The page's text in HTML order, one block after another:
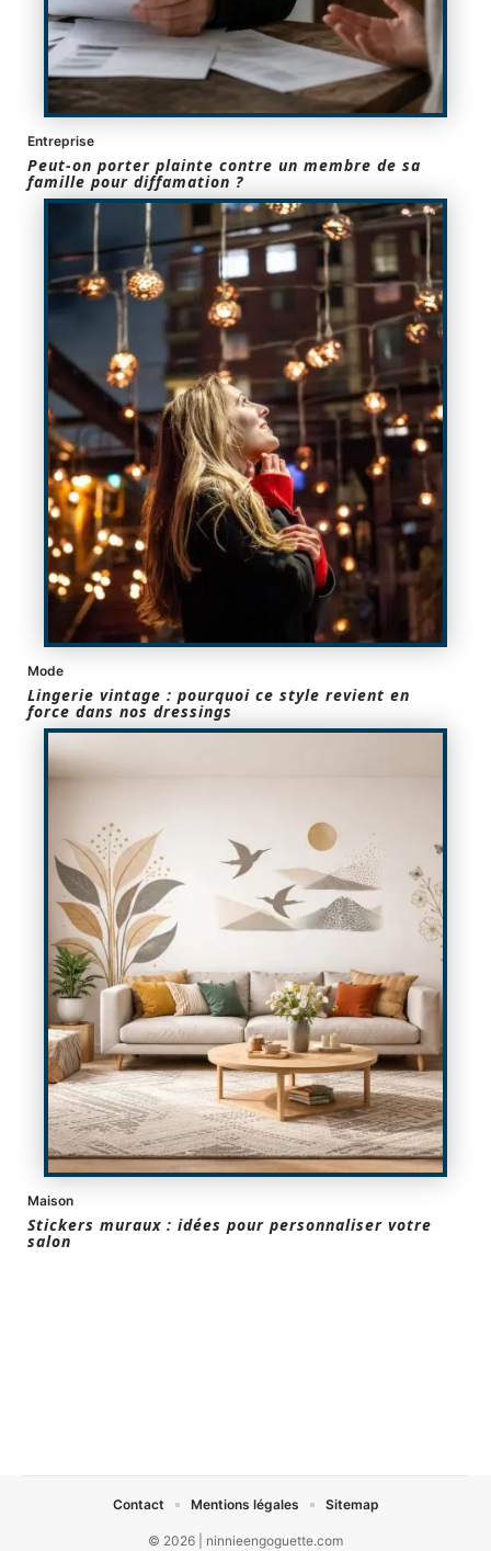
Entreprise
Peut-on porter plainte contre un membre de sa
famille pour diffamation ?
Mode
Lingerie vintage : pourquoi ce style revient en
force dans nos dressings
Maison
Stickers muraux : idées pour personnaliser votre
salon
© 2026 | ninnieengoguette.com
Contact Mentions légales Sitemap